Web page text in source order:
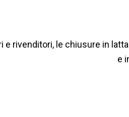
e rivenditori, le chiusure in
e